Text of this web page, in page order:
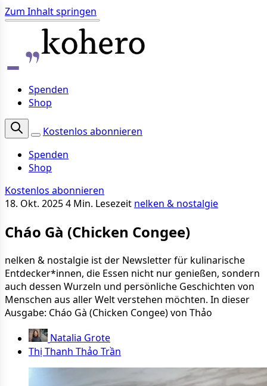
Zum Inhalt springen
Spenden
Shop
Kostenlos abonnieren
Spenden
Shop
Kostenlos abonnieren
18. Okt. 20254 Min. Lesezeit nelken & nostalgie
Cháo Gà (Chicken Congee)
nelken & nostalgie ist der Newsletter für kulinarische
Entdecker*innen, die Essen nicht nur genießen, sondern
auch dessen Wurzeln und persönliche Geschichten von
Menschen aus aller Welt verstehen möchten. In dieser
Ausgabe: Cháo Gà (Chicken Congee) von Thảo
Natalia Grote
Thị Thanh Thảo Trần